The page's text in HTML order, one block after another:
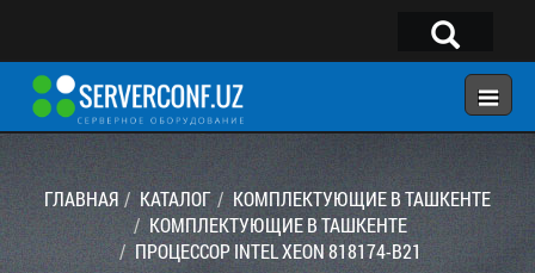
×
ГЛАВНАЯ
Telegram:@serverconf_uz
Тел: (90) 932-18-00
ГЛАВНАЯ КАТАЛОГ
КОМПЛЕКТУЮЩИЕ В ТАШКЕНТЕ
КОМПЛЕКТУЮЩИЕ В ТАШКЕНТЕ
ПРОЦЕССОР INTEL XEON 818174-B21